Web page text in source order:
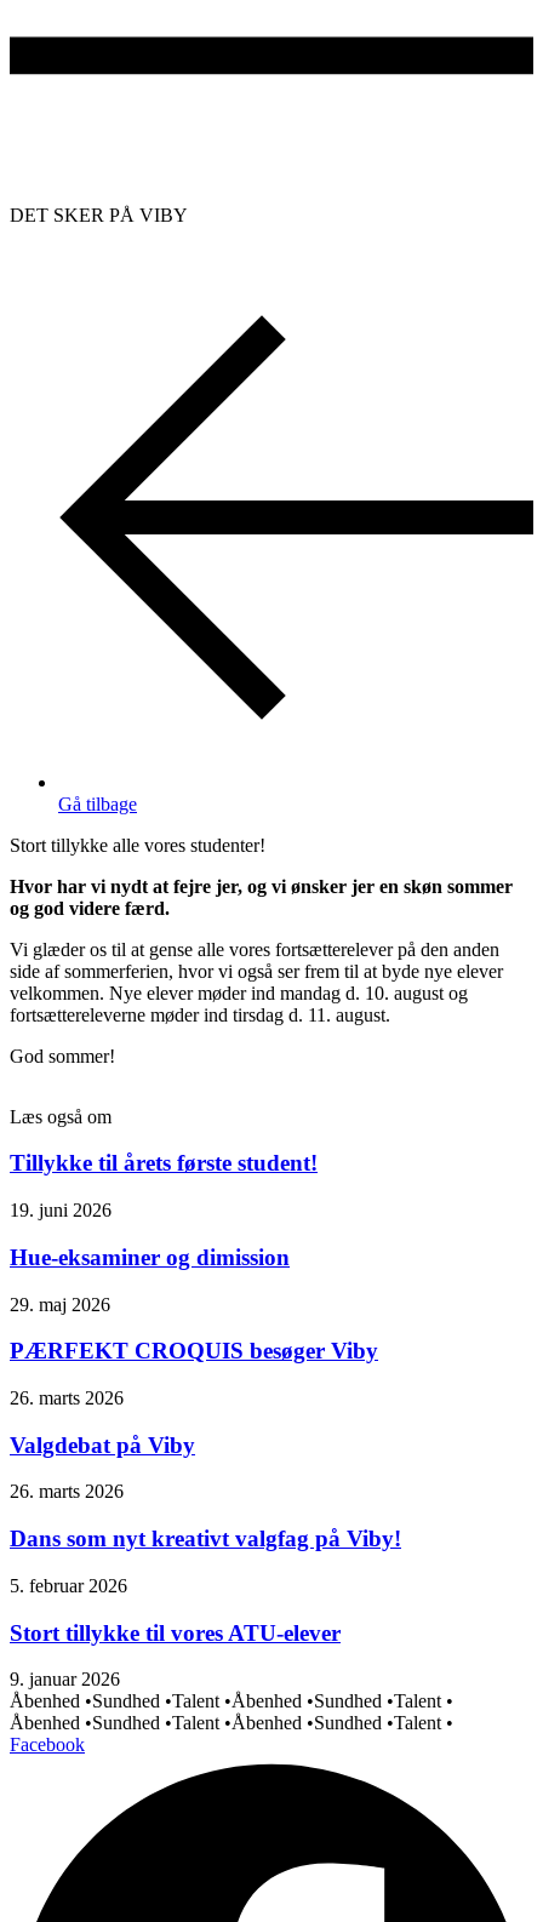
DET SKER PÅ VIBY
Gå tilbage
Stort tillykke alle vores studenter!
Hvor har vi nydt at fejre jer, og vi ønsker jer en skøn sommer
og god videre færd.
Vi glæder os til at gense alle vores fortsætterelever på den anden
side af sommerferien, hvor vi også ser frem til at byde nye elever
velkommen. Nye elever møder ind mandag d. 10. august og
fortsættereleverne møder ind tirsdag d. 11. august.
God sommer!
Læs også om
Tillykke til årets første student!
19. juni 2026
Hue-eksaminer og dimission
29. maj 2026
PÆRFEKT CROQUIS besøger Viby
26. marts 2026
Valgdebat på Viby
26. marts 2026
Dans som nyt kreativt valgfag på Viby!
5. februar 2026
Stort tillykke til vores ATU-elever
9. januar 2026
Åbenhed •Sundhed •Talent •Åbenhed •Sundhed •Talent •
Åbenhed •Sundhed •Talent •Åbenhed •Sundhed •Talent •
Facebook